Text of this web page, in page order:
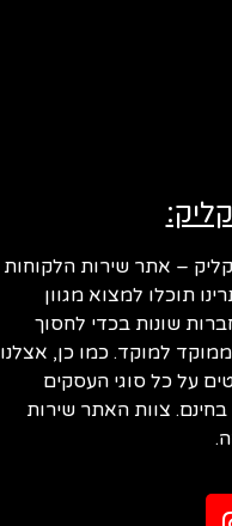
– אתר שירות הלקוחות
תוכלו למצוא מגוון
שונות בכדי לחסוך
למוקד. כמו כן, אצלנו
על כל סוגי העסקים
צוות האתר שירות